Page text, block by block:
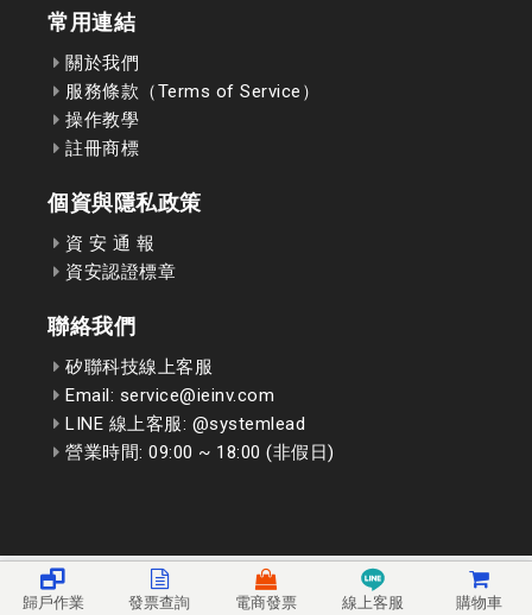
歸戶作業 發票查詢 電商發票 線上客服 購物車
常用連結
關於我們
服務條款（Terms of Service）
操作教學
註冊商標
個資與隱私政策
資 安 通 報
資安認證標章
聯絡我們
矽聯科技線上客服
Email: service@ieinv.com
LINE 線上客服: @systemlead
營業時間: 09:00 ~ 18:00 (非假日)